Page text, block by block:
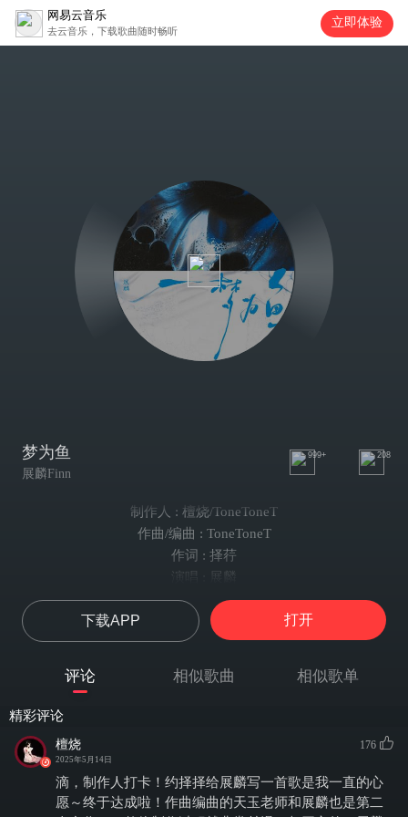
网易云音乐
去云音乐，下载歌曲随时畅听
立即体验
梦为鱼
展麟Finn
999+ 208
制作人 : 檀烧/ToneToneT
作曲/编曲 : ToneToneT
作词 : 择荇
演唱 : 展麟
和声 : 展麟/檀烧
竹笛 : 展麟
混音及母带工程师 : ToneToneT
视觉设计 : kyrja
要身披荧浮荇藻，贝镶鳞片，
去赶赴最盛大庆典。
下载APP 打开
评论 相似歌曲 相似歌单
精彩评论
檀烧
2025年5月14日
176
滴，制作人打卡！约择择给展麟写一首歌是我一直的心
愿～终于达成啦！作曲编曲的天玉老师和展麟也是第二